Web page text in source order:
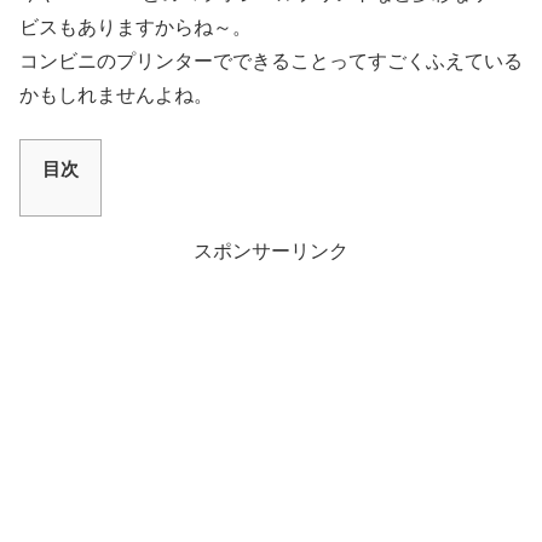
ビスもありますからね～。
コンビニのプリンターでできることってすごくふえている
かもしれませんよね。
目次
スポンサーリンク